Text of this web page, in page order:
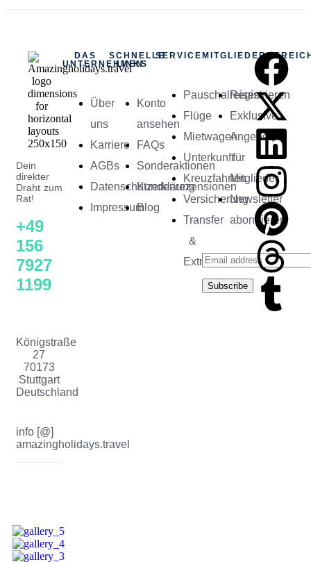
Dein
direkter
Draht zum
Rat!
+49
156
7927
1199
Königstraße
27
70173
Stuttgart
Deutschland
info [@]
amazingholidays.travel
DAS
UNTERNEHMEN
Über
uns
Karriere
AGBs
Datenschutzerkläung
Impressum
SCHNELLE
LINKS
Konto
ansehen
FAQs
Sonderaktionen
Kundenrezensionen
Blog
SERVICE
Pauschalreisen
Flüge
Mietwagen
Unterkunft
Kreuzfahrten
Versicherung
Transfer
&
Extras
Registrieren
Exklusive
Angebote
für
Mitglieder
Newsletter
abonnieren
Subscribe